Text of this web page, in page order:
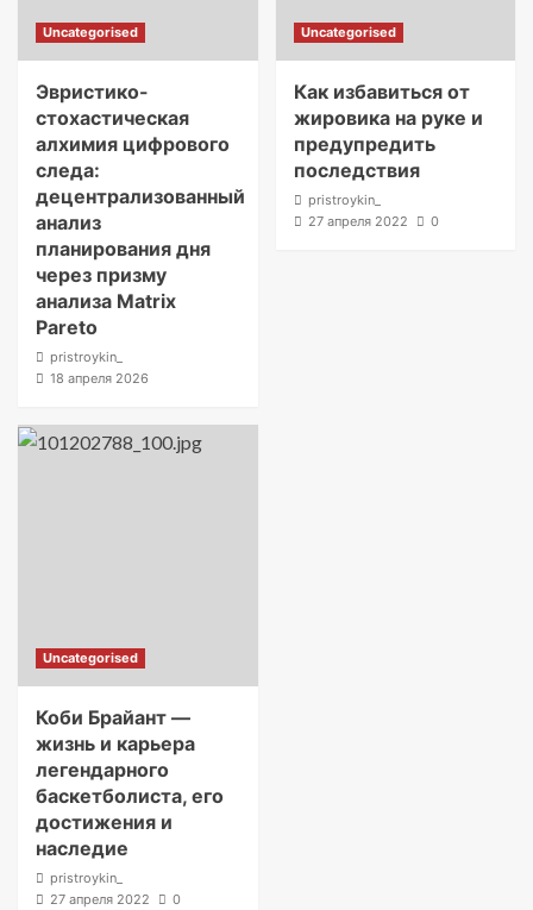
Uncategorised
Эвристико-
стохастическая
алхимия цифрового
следа:
децентрализованный
анализ
планирования дня
через призму
анализа Matrix
Pareto
pristroykin_
18 апреля 2026
Uncategorised
Как избавиться от
жировика на руке и
предупредить
последствия
pristroykin_
27 апреля 2022
0
Uncategorised
Коби Брайант —
жизнь и карьера
легендарного
баскетболиста, его
достижения и
наследие
pristroykin_
27 апреля 2022
0